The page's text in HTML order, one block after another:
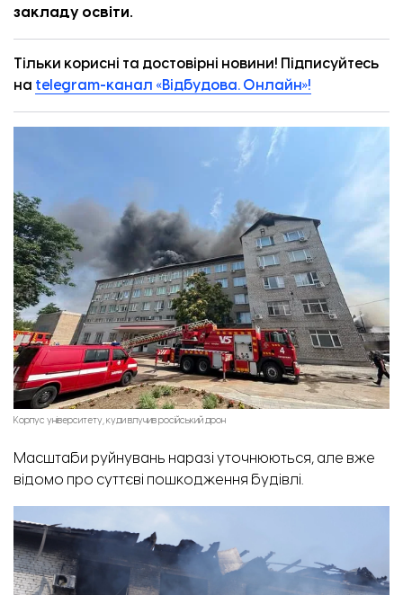
закладу освіти.
Тільки корисні та достовірні новини! Підписуйтесь
на telegram-канал «Відбудова. Онлайн»!
Корпус університету, куди влучив російський дрон
Масштаби руйнувань наразі уточнюються, але вже
відомо про суттєві пошкодження будівлі.